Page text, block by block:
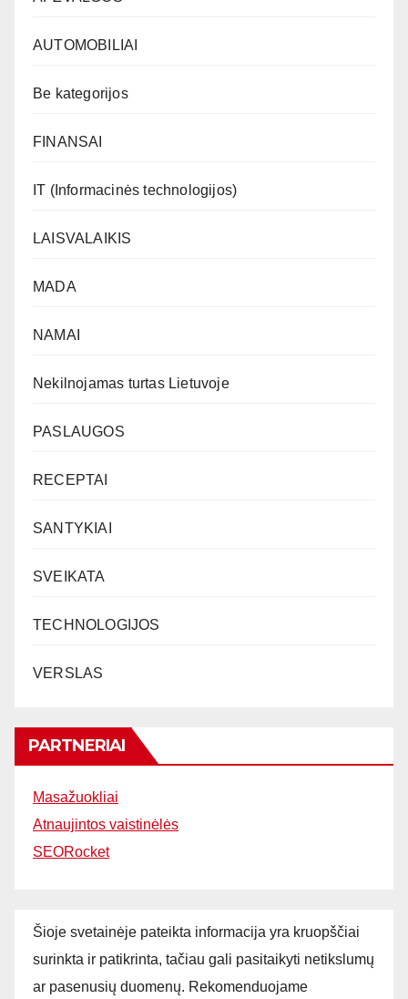
AUTOMOBILIAI
Be kategorijos
FINANSAI
IT (Informacinės technologijos)
LAISVALAIKIS
MADA
NAMAI
Nekilnojamas turtas Lietuvoje
PASLAUGOS
RECEPTAI
SANTYKIAI
SVEIKATA
TECHNOLOGIJOS
VERSLAS
PARTNERIAI
Masažuokliai
Atnaujintos vaistinėlės
SEORocket
Šioje svetainėje pateikta informacija yra kruopščiai
surinkta ir patikrinta, tačiau gali pasitaikyti netikslumų
ar pasenusių duomenų. Rekomenduojame